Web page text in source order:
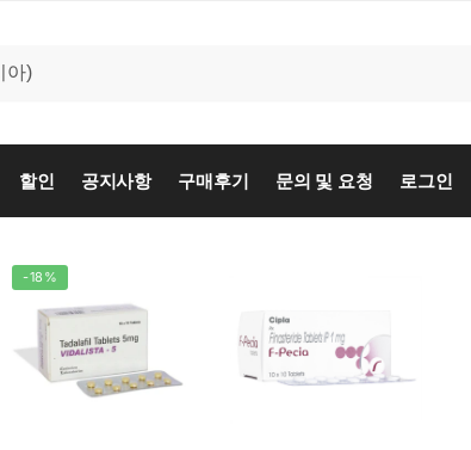
할인 공지사항 구매후기 문의 및 요청 로그인
-18%